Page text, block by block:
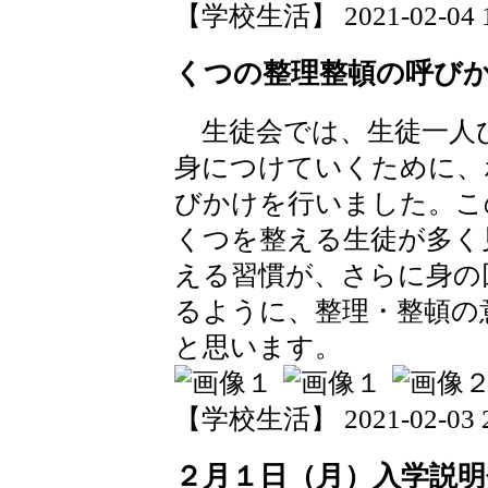
【学校生活】 2021-02-04
くつの整理整頓の呼び
生徒会では、生徒一人
身につけていくために
びかけを行いました。
くつを整える生徒が多
える習慣が、さらに身
るように、整理・整頓
と思います。
【学校生活】 2021-02-03
２月１日（月）入学説